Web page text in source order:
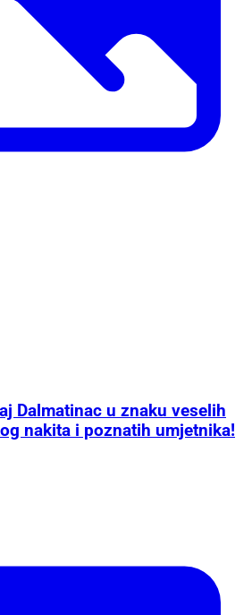
Dalmatinac u znaku veselih
nakita i poznatih umjetnika!